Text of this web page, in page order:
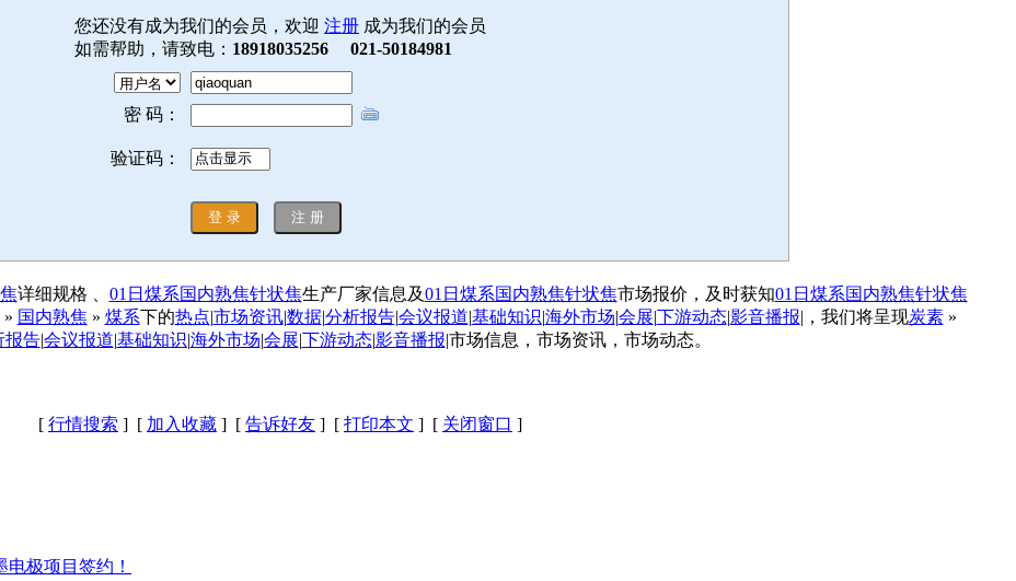
您还没有成为我们的会员，欢迎 注册 成为我们的会员
如需帮助，请致电： 18918035256 021-50184981
密 码：
验证码：
详细规格 、 01日煤系国内熟焦针状焦生产厂家信息及01日煤系国内熟焦针状焦市场报价，及时获知01日煤系国内熟焦针状焦
» 国内熟焦 » 煤系下的热点|市场资讯|数据|分析报告|会议报道|基础知识|海外市场|会展|下游动态|影音播报|，我们将呈现炭素»
报告|会议报道|基础知识|海外市场|会展|下游动态|影音播报|市场信息，市场资讯，市场动态。
[ 行情搜索 ] [ 加入收藏 ] [ 告诉好友 ] [ 打印本文 ] [ 关闭窗口 ]
极项目签约！